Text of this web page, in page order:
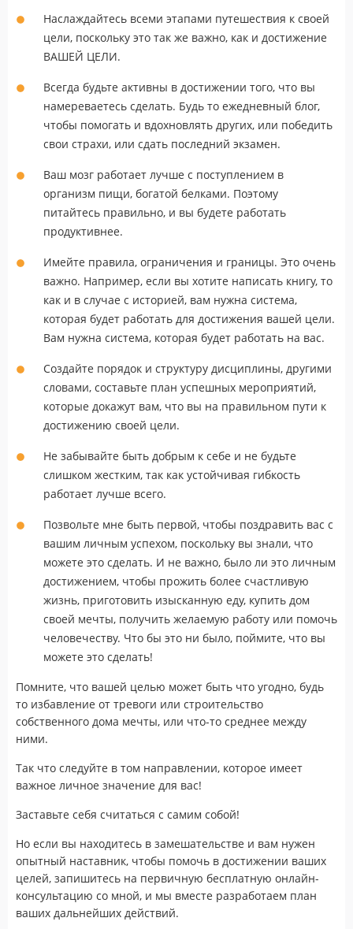
Наслаждайтесь всеми этапами путешествия к своей
цели, поскольку это так же важно, как и достижение
ВАШЕЙ ЦЕЛИ.
Всегда будьте активны в достижении того, что вы
намереваетесь сделать. Будь то ежедневный блог,
чтобы помогать и вдохновлять других, или победить
свои страхи, или сдать последний экзамен.
Ваш мозг работает лучше с поступлением в
организм пищи, богатой белками. Поэтому
питайтесь правильно, и вы будете работать
продуктивнее.
Имейте правила, ограничения и границы. Это очень
важно. Например, если вы хотите написать книгу, то
как и в случае с историей, вам нужна система,
которая будет работать для достижения вашей цели.
Вам нужна система, которая будет работать на вас.
Создайте порядок и структуру дисциплины, другими
словами, составьте план успешных мероприятий,
которые докажут вам, что вы на правильном пути к
достижению своей цели.
Не забывайте быть добрым к себе и не будьте
слишком жестким, так как устойчивая гибкость
работает лучше всего.
Позвольте мне быть первой, чтобы поздравить вас с
вашим личным успехом, поскольку вы знали, что
можете это сделать. И не важно, было ли это личным
достижением, чтобы прожить более счастливую
жизнь, приготовить изысканную еду, купить дом
своей мечты, получить желаемую работу или помочь
человечеству. Что бы это ни было, поймите, что вы
можете это сделать!
Помните, что вашей целью может быть что угодно, будь
то избавление от тревоги или строительство
собственного дома мечты, или что-то среднее между
ними.
Так что следуйте в том направлении, которое имеет
важное личное значение для вас!
Заставьте себя считаться с самим собой!
Но если вы находитесь в замешательстве и вам нужен
опытный наставник, чтобы помочь в достижении ваших
целей, запишитесь на первичную бесплатную онлайн-
консультацию со мной, и мы вместе разработаем план
ваших дальнейших действий.